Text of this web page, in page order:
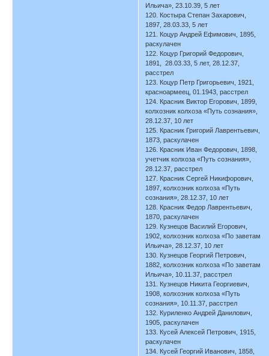
Ильича», 23.10.39, 5 лет
120. Костыра Степан Захарович,
1897, 28.03.33, 5 лет
121. Коцур Андрей Ефимович, 1895,
раскулачен
122. Коцур Григорий Федорович,
1891, 28.03.33, 5 лет, 28.12.37,
расстрел
123. Коцур Петр Григорьевич, 1921,
красноармеец, 01.1943, расстрел
124. Красник Виктор Егорович, 1899,
колхозник колхоза «Путь сознания»,
28.12.37, 10 лет
125. Красник Григорий Лаврентьевич,
1873, раскулачен
126. Красник Иван Федорович, 1898,
учетчик колхоза «Путь сознания»,
28.12.37, расстрел
127. Красник Сергей Никифорович,
1897, колхозник колхоза «Путь
сознания», 28.12.37, 10 лет
128. Красник Федор Лаврентьевич,
1870, раскулачен
129. Кузнецов Василий Егорович,
1902, колхозник колхоза «По заветам
Ильича», 28.12.37, 10 лет
130. Кузнецов Георгий Петрович,
1882, колхозник колхоза «По заветам
Ильича», 10.11.37, расстрел
131. Кузнецов Никита Георгиевич,
1908, колхозник колхоза «Путь
сознания», 10.11.37, расстрел
132. Куриленко Андрей Данилович,
1905, раскулачен
133. Кусей Алексей Петрович, 1915,
раскулачен
134. Кусей Георгий Иванович, 1858,